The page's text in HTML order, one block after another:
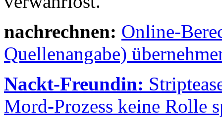
nachrechnen: Online-
Quellenangabe)
Nackt-Freundin:
Mord-Prozess keine Rolle